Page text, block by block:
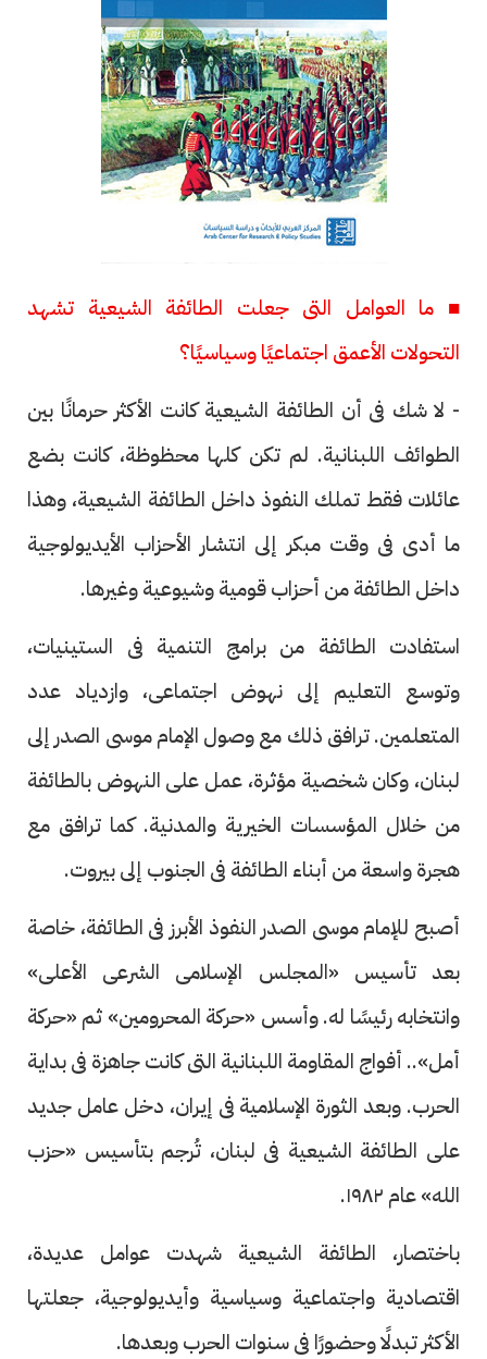
■ ما العوامل التى جعلت الطائفة الشيعية تشهد
التحولات الأعمق اجتماعيًا وسياسيًا؟
- لا شك فى أن الطائفة الشيعية كانت الأكثر حرمانًا بين
الطوائف اللبنانية. لم تكن كلها محظوظة، كانت بضع
عائلات فقط تملك النفوذ داخل الطائفة الشيعية، وهذا
ما أدى فى وقت مبكر إلى انتشار الأحزاب الأيديولوجية
داخل الطائفة من أحزاب قومية وشيوعية وغيرها.
استفادت الطائفة من برامج التنمية فى الستينيات،
وتوسع التعليم إلى نهوض اجتماعى، وازدياد عدد
المتعلمين. ترافق ذلك مع وصول الإمام موسى الصدر إلى
لبنان، وكان شخصية مؤثرة، عمل على النهوض بالطائفة
من خلال المؤسسات الخيرية والمدنية. كما ترافق مع
هجرة واسعة من أبناء الطائفة فى الجنوب إلى بيروت.
أصبح للإمام موسى الصدر النفوذ الأبرز فى الطائفة، خاصة
بعد تأسيس «المجلس الإسلامى الشرعى الأعلى»
وانتخابه رئيسًا له. وأسس «حركة المحرومين» ثم «حركة
أمل».. أفواج المقاومة اللبنانية التى كانت جاهزة فى بداية
الحرب. وبعد الثورة الإسلامية فى إيران، دخل عامل جديد
على الطائفة الشيعية فى لبنان، تُرجم بتأسيس «حزب
الله» عام ١٩٨٢.
باختصار، الطائفة الشيعية شهدت عوامل عديدة،
اقتصادية واجتماعية وسياسية وأيديولوجية، جعلتها
الأكثر تبدلًا وحضورًا فى سنوات الحرب وبعدها.